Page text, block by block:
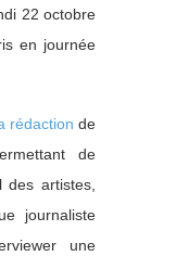
22 octobre
en journée
rédaction de
de
artistes,
journaliste
une